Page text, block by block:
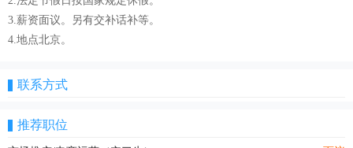
3.薪资面议。另有交补话补等。
4.地点北京。
联系方式
推荐职位